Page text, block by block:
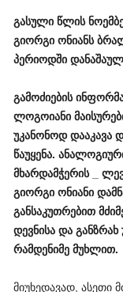
გასული წლის
გიორგი ონიანს
პერიოდში
გამოძიების
ლოგოიანი
უკანონოდ დააკავა
წაუყენა.
მხარდამჭერის_
გიორგი ონიანი
განსაკუთრებით
დევნისა და განზრახ
რამდენიმე მუხლით.
მიუხედავად, ასეთი